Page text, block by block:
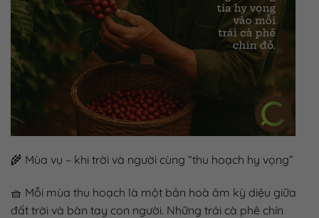
🌾 Mùa vụ – khi trời và người cùng “thu hoạch hy vọng”
🧺 Mỗi mùa thu hoạch là một bản hoà âm kỳ diệu giữa
đất trời và bàn tay con người. Những trái cà phê chín